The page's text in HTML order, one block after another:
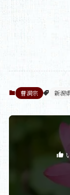
曹洞宗 新潟